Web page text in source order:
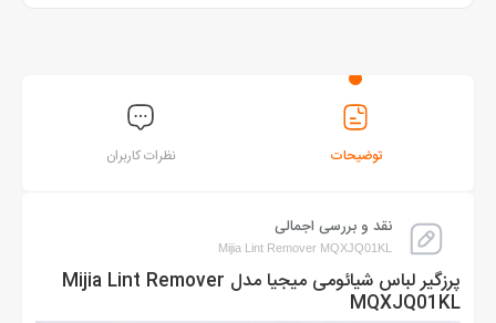
توضیحات نظرات کاربران
نقد و بررسی اجمالی
Mijia Lint Remover MQXJQ01KL
پرزگیر لباس شیائومی میجیا مدل Mijia Lint Remover
MQXJQ01KL